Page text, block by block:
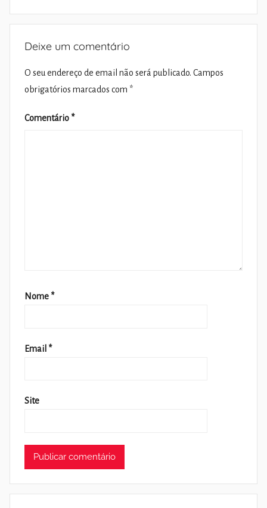
Deixe um comentário
O seu endereço de email não será publicado. Campos
obrigatórios marcados com *
Comentário *
Nome *
Email *
Site